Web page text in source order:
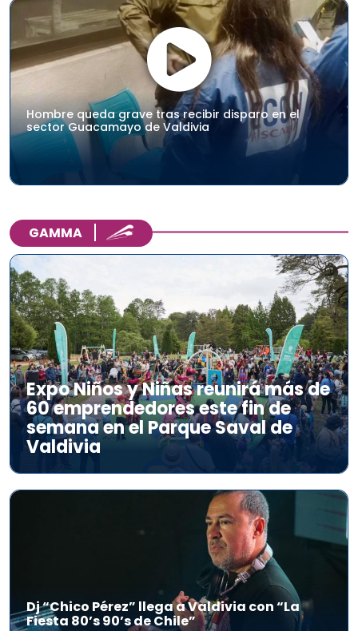
Hombre queda grave tras recibir disparo en el
sector Guacamayo de Valdivia
GAMMA
Expo Niños y Niñas reunirá más de
60 emprendedores este fin de
semana en el Parque Saval de
Valdivia
Dj “Chico Pérez” llega a Valdivia con “La
Fiesta 80’s 90’s de Chile”